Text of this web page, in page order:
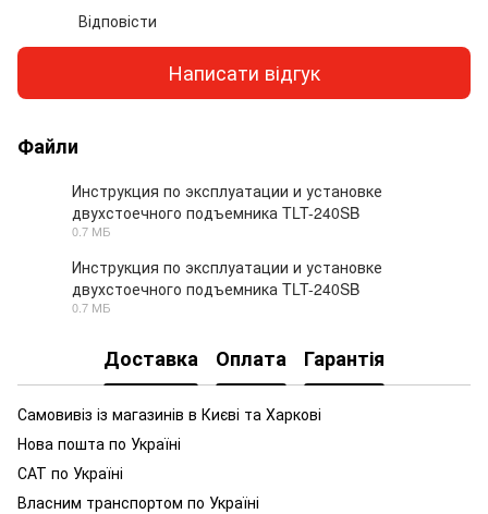
Відповісти
Написати відгук
Файли
Инструкция по эксплуатации и установке
двухстоечного подъемника TLT-240SB
0.7 МБ
Инструкция по эксплуатации и установке
двухстоечного подъемника TLT-240SB
0.7 МБ
Доставка Оплата Гарантія
Самовивіз із магазинів в Києві та Харкові
Нова пошта по Україні
САТ по Україні
Власним транспортом по Україні